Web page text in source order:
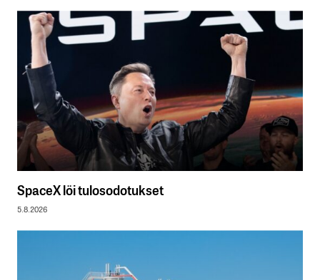
SpaceX löi tulosodotukset
5.8.2026